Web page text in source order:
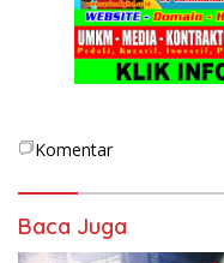
Komentar
Baca Juga